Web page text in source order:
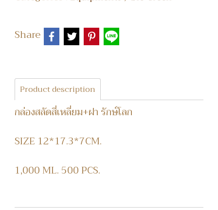
Share
Product description
กล่องสลัดสี่เหลี่ยม+ฝา รักษ์โลก
SIZE 12*17.3*7CM.
1,000 ML. 500 PCS.